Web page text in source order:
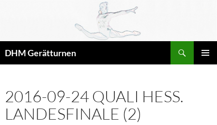
DHM Gerätturnen
2016-09-24 QUALI HESS.
LANDESFINALE (2)